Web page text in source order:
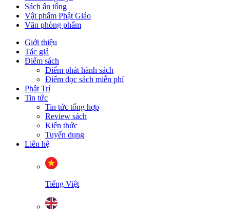
Sách ấn tống
Vật phẩm Phật Giáo
Văn phòng phẩm
Giới thiệu
Tác giả
Điểm sách
Điểm phát hành sách
Điểm đọc sách miễn phí
Phật Trí
Tin tức
Tin tức tổng hợp
Review sách
Kiến thức
Tuyển dụng
Liên hệ
Tiếng Việt